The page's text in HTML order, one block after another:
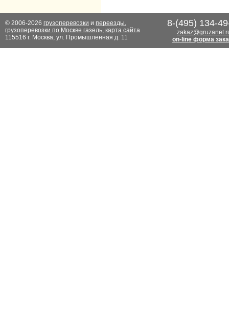
© 2006-2026 грузоперевозки и переезды,
грузоперевозки по Москве газель, карта сайта
115516 г. Москва, ул. Промышленная д. 11
8-(495) 134-
on-line форма